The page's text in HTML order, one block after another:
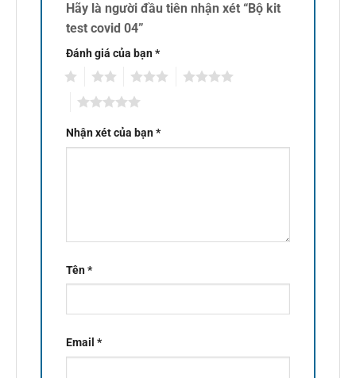
Hãy là người đầu tiên nhận xét “Bộ kit
test covid 04”
Đánh giá của bạn*
Nhận xét của bạn*
Tên*
Email *